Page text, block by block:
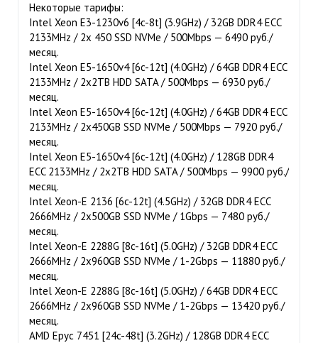
Некоторые тарифы:
Intel Xeon E3-1230v6 [4c-8t] (3.9GHz) / 32GB DDR4 ECC
2133MHz / 2x 450 SSD NVMe / 500Mbps — 6490 руб./
месяц.
Intel Xeon E5-1650v4 [6c-12t] (4.0GHz) / 64GB DDR4 ECC
2133MHz / 2x2TB HDD SATA / 500Mbps — 6930 руб./
месяц.
Intel Xeon E5-1650v4 [6c-12t] (4.0GHz) / 64GB DDR4 ECC
2133MHz / 2x450GB SSD NVMe / 500Mbps — 7920 руб./
месяц.
Intel Xeon E5-1650v4 [6c-12t] (4.0GHz) / 128GB DDR4
ECC 2133MHz / 2x2TB HDD SATA / 500Mbps — 9900 руб./
месяц.
Intel Xeon-E 2136 [6c-12t] (4.5GHz) / 32GB DDR4 ECC
2666MHz / 2x500GB SSD NVMe / 1Gbps — 7480 руб./
месяц.
Intel Xeon-E 2288G [8c-16t] (5.0GHz) / 32GB DDR4 ECC
2666MHz / 2x960GB SSD NVMe / 1-2Gbps — 11880 руб./
месяц.
Intel Xeon-E 2288G [8c-16t] (5.0GHz) / 64GB DDR4 ECC
2666MHz / 2x960GB SSD NVMe / 1-2Gbps — 13420 руб./
месяц.
AMD Epyc 7451 [24c-48t] (3.2GHz) / 128GB DDR4 ECC